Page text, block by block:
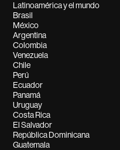
Latinoamérica y el mundo
Brasil
México
Argentina
Colombia
Venezuela
Chile
Perú
Ecuador
Panamá
Uruguay
Costa Rica
El Salvador
República Dominicana
Guatemala